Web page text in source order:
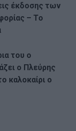
έκδοσης των
– Το
του ο
ο Πλεύρης
καλοκαίρι ο